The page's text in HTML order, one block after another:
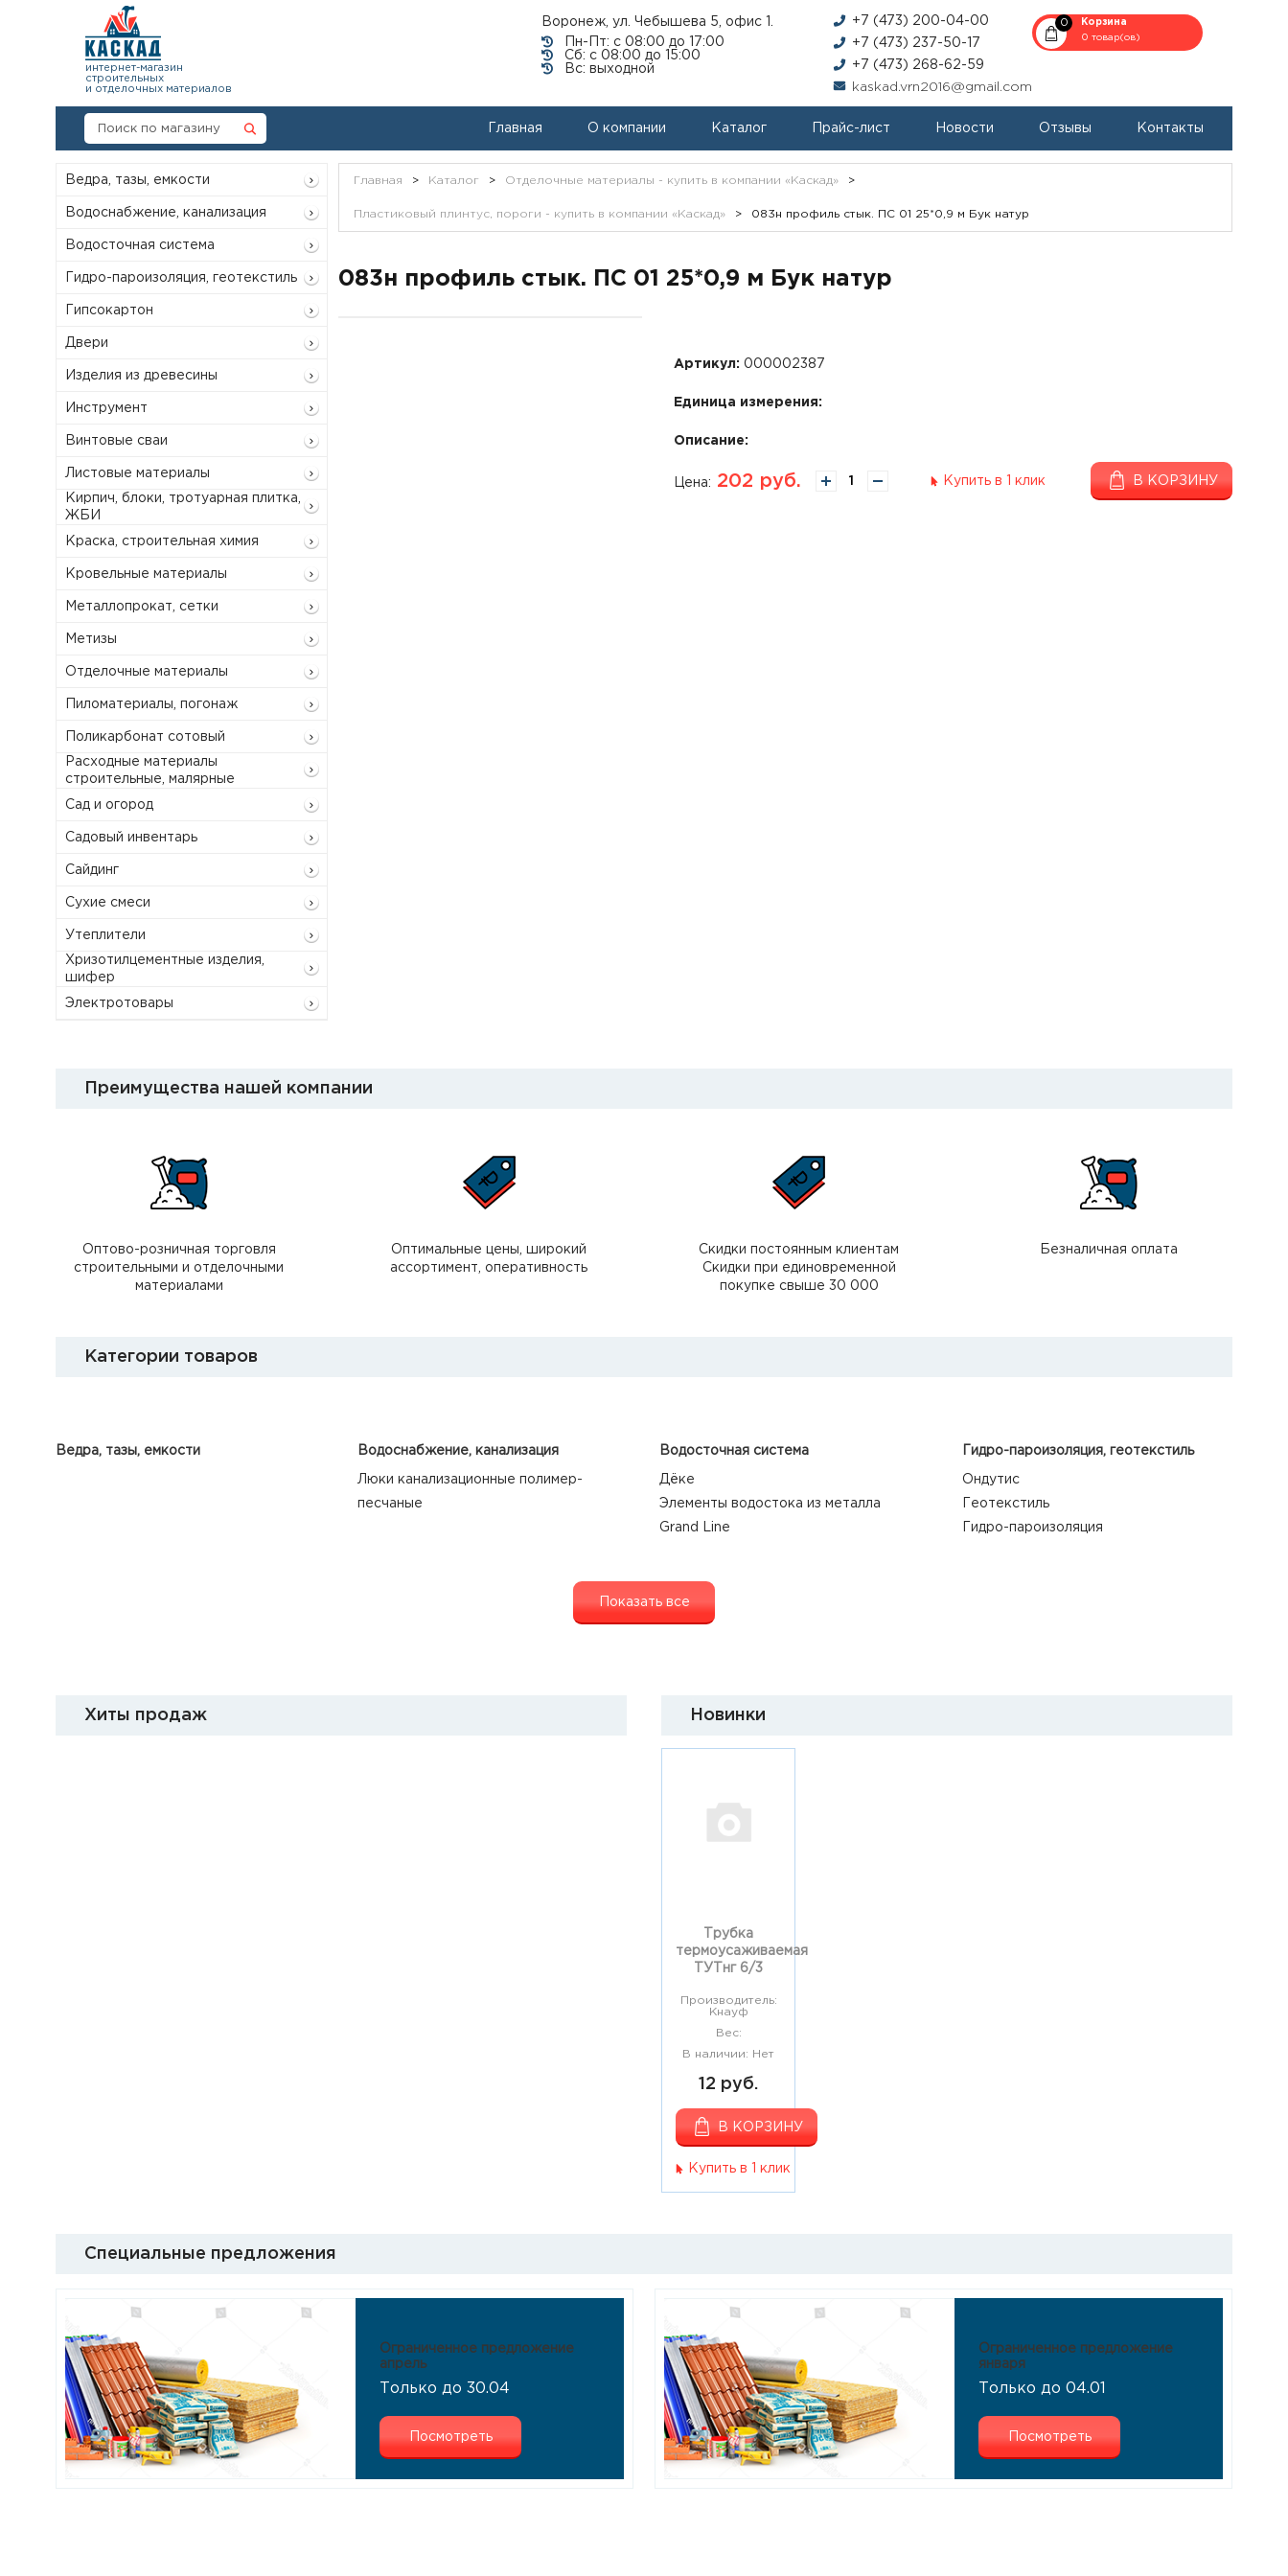
интернет-магазин
строительных
и отделочных материалов
Воронеж, ул. Чебышева 5, офис 1.
Пн-Пт: с 08:00 до 17:00
Сб: с 08:00 до 15:00
Вс: выходной
+7 (473) 200-04-00
+7 (473) 237-50-17
+7 (473) 268-62-59
kaskad.vrn2016@gmail.com
0
Корзина
0 товар(ов)
Главная О компании Каталог Прайс-лист Новости Отзывы Контакты
Ведра, тазы, емкости
Водоснабжение, канализация
Водосточная система
Гидро-пароизоляция, геотекстиль
Гипсокартон
Двери
Изделия из древесины
Инструмент
Винтовые сваи
Листовые материалы
Кирпич, блоки, тротуарная плитка,
ЖБИ
Краска, строительная химия
Кровельные материалы
Металлопрокат, сетки
Метизы
Отделочные материалы
Пиломатериалы, погонаж
Поликарбонат сотовый
Расходные материалы
строительные, малярные
Сад и огород
Садовый инвентарь
Сайдинг
Сухие смеси
Утеплители
Хризотилцементные изделия,
шифер
Электротовары
Главная > Каталог > Отделочные материалы - купить в компании «Каскад» >
Пластиковый плинтус, пороги - купить в компании «Каскад» > 083н профиль стык. ПС 01 25*0,9 м Бук натур
083н профиль стык. ПС 01 25*0,9 м Бук натур
Артикул: 000002387
Единица измерения:
Описание:
Цена: 202 руб. Купить в 1 клик В КОРЗИНУ
Преимущества нашей компании
Оптово-розничная торговля
строительными и отделочными
материалами
Оптимальные цены, широкий
ассортимент, оперативность
Скидки постоянным клиентам
Скидки при единовременной
покупке свыше 30 000
Безналичная оплата
Категории товаров
Ведра, тазы, емкости Водоснабжение, канализация
Люки канализационные полимер-
песчаные
Водосточная система
Дёке
Элементы водостока из металла
Grand Line
Гидро-пароизоляция, геотекстиль
Ондутис
Геотекстиль
Гидро-пароизоляция
Показать все
Хиты продаж Новинки
Трубка
термоусаживаемая
ТУТнг 6/3
Производитель:
Кнауф
Вес:
В наличии: Нет
12 руб.
В КОРЗИНУ
Купить в 1 клик
Специальные предложения
Ограниченное предложение
апрель
Только до 30.04
Посмотреть
Ограниченное предложение
января
Только до 04.01
Посмотреть